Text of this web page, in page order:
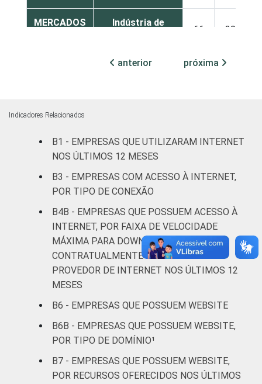
MERCADOS
Indústria de
66 30
Construção 58 38
automotores e
motocicletas
Transporte,
armazenagem e
correio
Alojamento e
alimentação
53 43
Atividades
imobiliárias,
profissionais,
científicas e
anterior próxima
Indicadores Relacionados
B1 - EMPRESAS QUE UTILIZARAM INTERNET
NOS ÚLTIMOS 12 MESES
B3 - EMPRESAS COM ACESSO À INTERNET,
POR TIPO DE CONEXÃO
B4B - EMPRESAS QUE POSSUEM ACESSO À
INTERNET, POR FAIXA DE VELOCIDADE
MÁXIMA PARA DOWNLOAD
CONTRATUALMENTE FORNECIDA PELO
PROVEDOR DE INTERNET NOS ÚLTIMOS 12
MESES
B6 - EMPRESAS QUE POSSUEM WEBSITE
B6B - EMPRESAS QUE POSSUEM WEBSITE,
POR TIPO DE DOMÍNIO¹
B7 - EMPRESAS QUE POSSUEM WEBSITE,
POR RECURSOS OFERECIDOS NOS ÚLTIMOS